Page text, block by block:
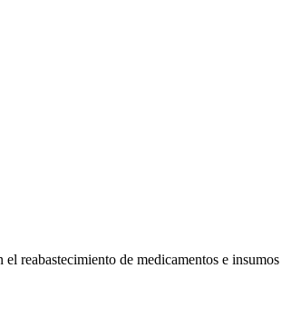
reabastecimiento de medicamentos e insumos